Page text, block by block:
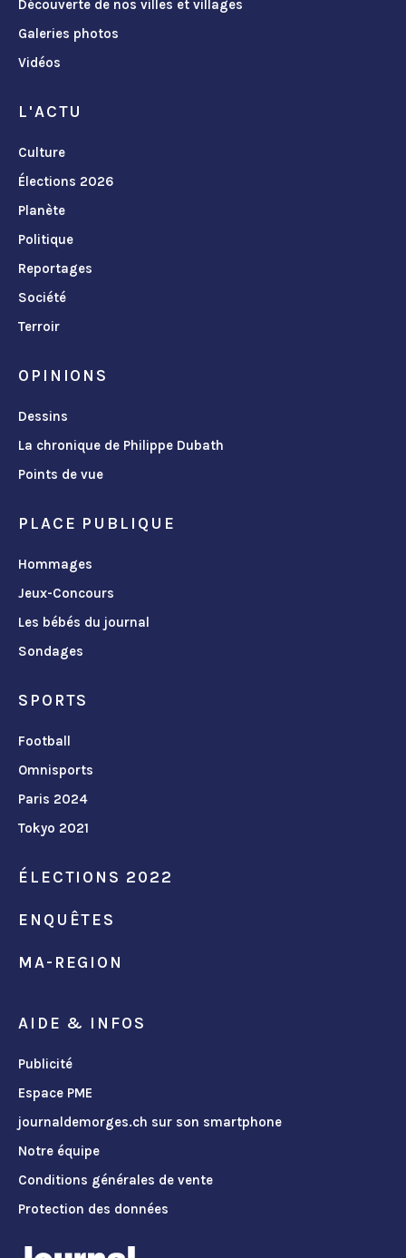
Découverte de nos villes et villages
Galeries photos
Vidéos
L'ACTU
Culture
Élections 2026
Planète
Politique
Reportages
Société
Terroir
OPINIONS
Dessins
La chronique de Philippe Dubath
Points de vue
PLACE PUBLIQUE
Hommages
Jeux-Concours
Les bébés du journal
Sondages
SPORTS
Football
Omnisports
Paris 2024
Tokyo 2021
ÉLECTIONS 2022
ENQUÊTES
MA-REGION
AIDE & INFOS
Publicité
Espace PME
journaldemorges.ch sur son smartphone
Notre équipe
Conditions générales de vente
Protection des données